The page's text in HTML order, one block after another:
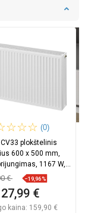
(0)
plokštelinis
600 x 500 mm,
1167 W,
W633-060-050-00
€ −19,96%
€
kaina: 159,90 €